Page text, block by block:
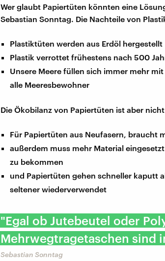
Wer glaubt Papiertüten könnten eine
Sebastian Sonntag. Die Nachteile von
Plastiktüten werden aus Erdöl hergestellt
Plastik verrottet frühestens nach 500
Unsere Meere füllen sich immer mehr
alle Meeresbewohner
Die Ökobilanz von Papiertüten ist aber
Für Papiertüten aus Neufasern, braucht
außerdem muss mehr Material
zu bekommen
und Papiertüten gehen schneller kaputt
seltener wiederverwendet
"Egal ob Jutebeutel oder
Mehrwegtragetaschen sind
Sebastian Sonntag